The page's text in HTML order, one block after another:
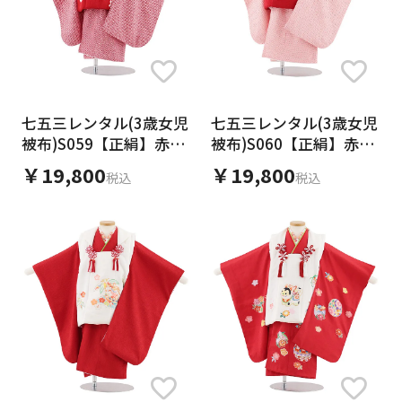
七五三レンタル(3歳女児
被布)S059【正絹】赤地
刺繍鞠×赤絞り
￥19,800税込
七五三レンタル(3歳女児
被布)S060【正絹】赤地
刺繍鞠×ピンク絞り
￥19,800税込